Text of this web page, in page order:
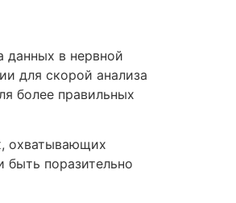
данных в нервной
для скорой анализа
более правильных
охватывающих
поразительно